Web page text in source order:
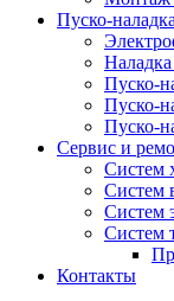
Пуско-наладка
Наладка
Пуско-
Пуско-
Пуско-
Сервис и
Систем
Систем
Систем
Систем
Контакты